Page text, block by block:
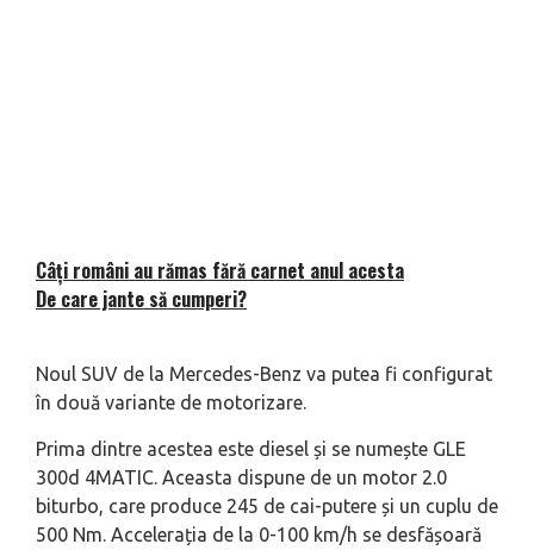
Câți români au rămas fără carnet anul acesta
De care jante să cumperi?
Noul SUV de la Mercedes-Benz va putea fi configurat
în două variante de motorizare.
Prima dintre acestea este diesel și se numește GLE
300d 4MATIC. Aceasta dispune de un motor 2.0
biturbo, care produce 245 de cai-putere și un cuplu de
500 Nm. Accelerația de la 0-100 km/h se desfășoară